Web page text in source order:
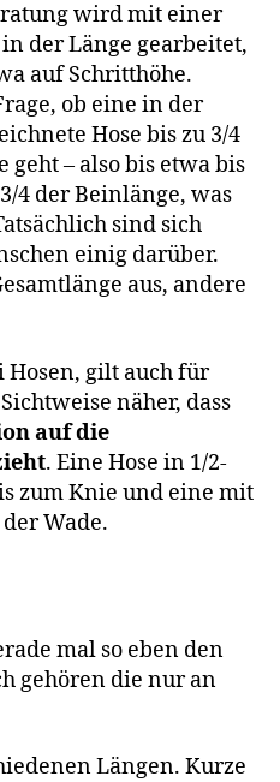
wird mit einer
der Länge gearbeitet,
auf Schritthöhe.
ob eine in der
Hose bis zu 3/4
geht – also bis etwa bis
4 der Beinlänge, was
sind sich
einig darüber.
aus, andere
gilt auch für
näher, dass
auf die
. Eine Hose in 1/2-
zum Knie und eine mit
Wade.
mal so eben den
gehören die nur an
Längen. Kurze